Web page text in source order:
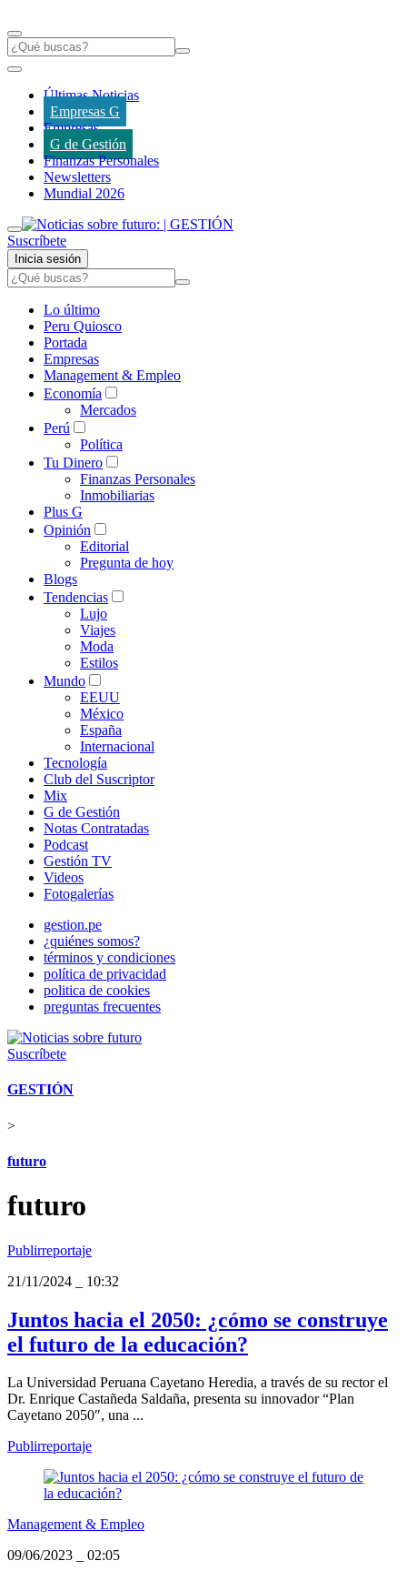
Últimas Noticias
Empresas G
Empresas
G de Gestión
Finanzas Personales
Newsletters
Mundial 2026
Suscríbete
Inicia sesión
Lo último
Peru Quiosco
Portada
Empresas
Management & Empleo
Economía
Mercados
Perú
Política
Tu Dinero
Finanzas Personales
Inmobiliarias
Plus G
Opinión
Editorial
Pregunta de hoy
Blogs
Tendencias
Lujo
Viajes
Moda
Estilos
Mundo
EEUU
México
España
Internacional
Tecnología
Club del Suscriptor
Mix
G de Gestión
Notas Contratadas
Podcast
Gestión TV
Videos
Fotogalerías
gestion.pe
¿quiénes somos?
términos y condiciones
política de privacidad
politica de cookies
preguntas frecuentes
Suscríbete
GESTIÓN
>
futuro
futuro
Publirreportaje
21/11/2024
10:32
Juntos hacia el 2050: ¿cómo se construye
el futuro de la educación?
La Universidad Peruana Cayetano Heredia, a través de su rector el
Dr. Enrique Castañeda Saldaña, presenta su innovador “Plan
Cayetano 2050″, una ...
Publirreportaje
Management & Empleo
09/06/2023
02:05